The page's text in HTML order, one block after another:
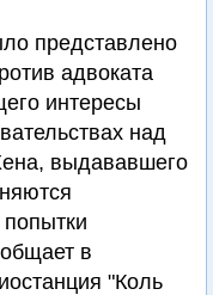
представлено
адвоката
интересы
над
выдававшего
в
"Коль